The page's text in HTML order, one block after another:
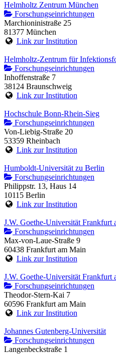
Helmholtz Zentrum München
Forschungseinrichtungen
Marchioninistraße 25
81377 München
Link zur Institution
Helmholtz-Zentrum für
Forschungseinrichtungen
Inhoffenstraße 7
38124 Braunschweig
Link zur Institution
Hochschule Bonn-Rhein-Sieg
Forschungseinrichtungen
Von-Liebig-Straße 20
53359 Rheinbach
Link zur Institution
Humboldt-Universität zu Berlin
Forschungseinrichtungen
Philippstr. 13, Haus 14
10115 Berlin
Link zur Institution
J.W. Goethe-Universität Frankfurt
Forschungseinrichtungen
Max-von-Laue-Straße 9
60438 Frankfurt am Main
Link zur Institution
J.W. Goethe-Universität Frankfurt
Forschungseinrichtungen
Theodor-Stern-Kai 7
60596 Frankfurt am Main
Link zur Institution
Johannes Gutenberg-Universität
Forschungseinrichtungen
Langenbeckstraße 1